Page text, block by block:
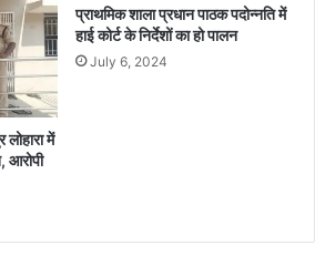
में
आरोपी
प्राथमिक शाला प्रधान पाठक पदोन्नति में
हाई कोर्ट के निर्देशों का हो पालन
July 6, 2024